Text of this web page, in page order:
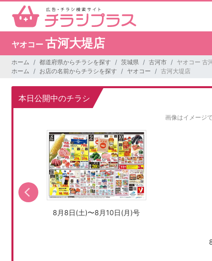
ヤオコー 古河大堤店
ホーム 都道府県からチラシを探す 茨城県 古河市
ヤオコー 古
ホーム
お店の名前からチラシを探す ヤオコー 古河大堤店
本日公開中のチラシ
画像はイメージで
8月8日(土)〜8月10日(月)号